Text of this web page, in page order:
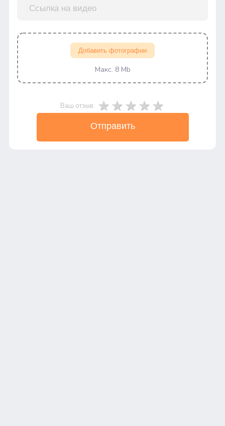
Добавить фотографии
Макс. 8 Mb
Ваш отзыв:
Отправить